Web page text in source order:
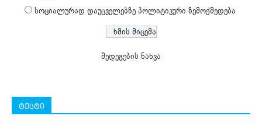
სოციალურად დაუცველებზე პოლიტიკური ზემოქმედება
შედეგების ნახვა
ტესტი